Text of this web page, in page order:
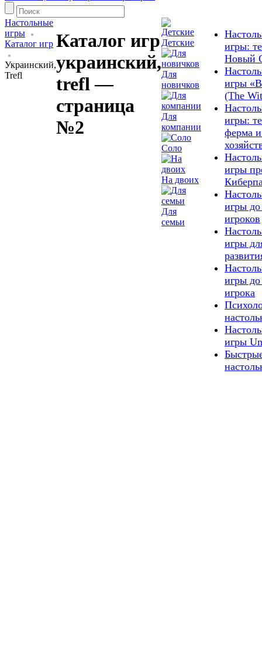
Настольные
игры
Каталог игр
Украинский,
Trefl
Каталог игр
украинский,
trefl —
страница
№2
Детские
Для
новичков
Для
компании
Соло
На двоих
Для
семьи
игры:
Новый
игры
(The
игры:
ферма и
игры
игры
игроков
игры
игры до
игрока
игры